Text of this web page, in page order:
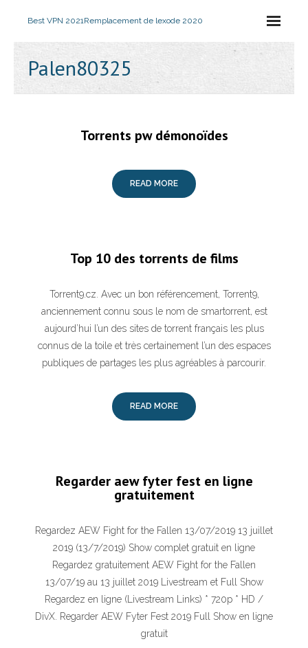
Best VPN 2021Remplacement de lexode 2020
Palen80325
Torrents pw démonoïdes
READ MORE
Top 10 des torrents de films
Torrent9.cz. Avec un bon référencement, Torrent9,
anciennement connu sous le nom de smartorrent, est
aujourd’hui l’un des sites de torrent français les plus
connus de la toile et très certainement l’un des espaces
publiques de partages les plus agréables à parcourir.
READ MORE
Regarder aew fyter fest en ligne
gratuitement
Regardez AEW Fight for the Fallen 13/07/2019 13 juillet
2019 (13/7/2019) Show complet gratuit en ligne
Regardez gratuitement AEW Fight for the Fallen
13/07/19 au 13 juillet 2019 Livestream et Full Show
Regardez en ligne (Livestream Links) * 720p * HD /
DivX. Regarder AEW Fyter Fest 2019 Full Show en ligne
gratuit